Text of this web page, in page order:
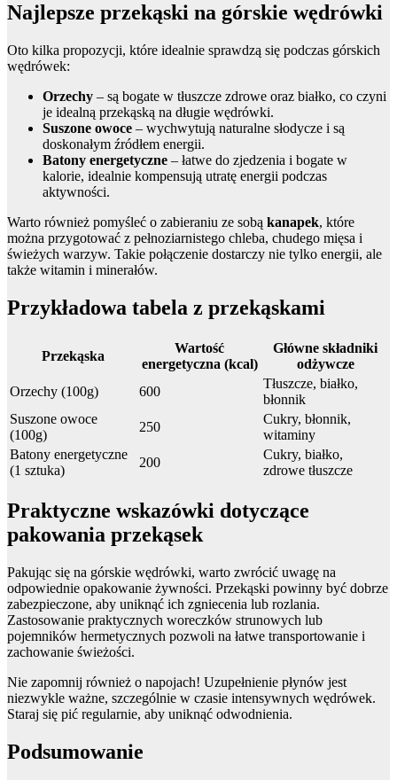
Najlepsze przekąski na górskie wędrówki
Oto kilka propozycji, które idealnie sprawdzą się podczas górskich
wędrówek:
Orzechy – są bogate w tłuszcze zdrowe oraz białko, co czyni
je idealną przekąską na długie wędrówki.
Suszone owoce – wychwytują naturalne słodycze i są
doskonałym źródłem energii.
Batony energetyczne – łatwe do zjedzenia i bogate w
kalorie, idealnie kompensują utratę energii podczas
aktywności.
Warto również pomyśleć o zabieraniu ze sobą kanapek, które
można przygotować z pełnoziarnistego chleba, chudego mięsa i
świeżych warzyw. Takie połączenie dostarczy nie tylko energii, ale
także witamin i minerałów.
Przykładowa tabela z przekąskami
Przekąska
Wartość
energetyczna (kcal)
Główne składniki
odżywcze
Orzechy (100g)
600
Tłuszcze, białko,
błonnik
Suszone owoce
(100g)
250
Cukry, błonnik,
witaminy
Batony energetyczne
(1 sztuka)
200
Cukry, białko,
zdrowe tłuszcze
Praktyczne wskazówki dotyczące
pakowania przekąsek
Pakując się na górskie wędrówki, warto zwrócić uwagę na
odpowiednie opakowanie żywności. Przekąski powinny być dobrze
zabezpieczone, aby uniknąć ich zgniecenia lub rozlania.
Zastosowanie praktycznych woreczków strunowych lub
pojemników hermetycznych pozwoli na łatwe transportowanie i
zachowanie świeżości.
Nie zapomnij również o napojach! Uzupełnienie płynów jest
niezwykle ważne, szczególnie w czasie intensywnych wędrówek.
Staraj się pić regularnie, aby uniknąć odwodnienia.
Podsumowanie